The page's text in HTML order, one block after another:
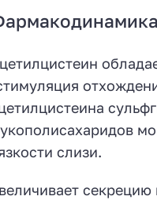
слизи.